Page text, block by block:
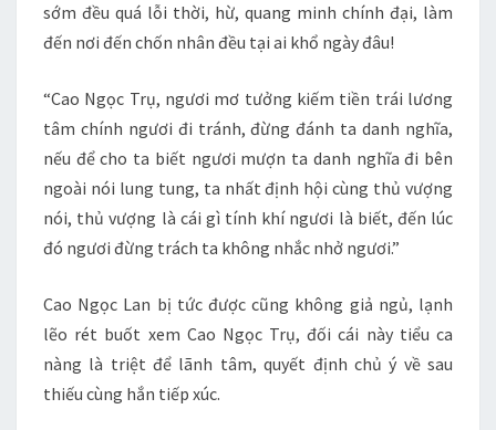
sớm đều quá lỗi thời, hừ, quang minh chính đại, làm
đến nơi đến chốn nhân đều tại ai khổ ngày đâu!
“Cao Ngọc Trụ, ngươi mơ tưởng kiếm tiền trái lương
tâm chính ngươi đi tránh, đừng đánh ta danh nghĩa,
nếu để cho ta biết ngươi mượn ta danh nghĩa đi bên
ngoài nói lung tung, ta nhất định hội cùng thủ vượng
nói, thủ vượng là cái gì tính khí ngươi là biết, đến lúc
đó ngươi đừng trách ta không nhắc nhở ngươi.”
Cao Ngọc Lan bị tức được cũng không giả ngủ, lạnh
lẽo rét buốt xem Cao Ngọc Trụ, đối cái này tiểu ca
nàng là triệt để lãnh tâm, quyết định chủ ý về sau
thiếu cùng hắn tiếp xúc.